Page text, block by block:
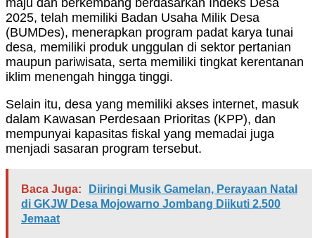
maju dan berkembang berdasarkan Indeks Desa
2025, telah memiliki Badan Usaha Milik Desa
(BUMDes), menerapkan program padat karya tunai
desa, memiliki produk unggulan di sektor pertanian
maupun pariwisata, serta memiliki tingkat kerentanan
iklim menengah hingga tinggi.
Selain itu, desa yang memiliki akses internet, masuk
dalam Kawasan Perdesaan Prioritas (KPP), dan
mempunyai kapasitas fiskal yang memadai juga
menjadi sasaran program tersebut.
Baca Juga:
Diiringi Musik Gamelan, Perayaan Natal
di GKJW Desa Mojowarno Jombang Diikuti 2.500
Jemaat